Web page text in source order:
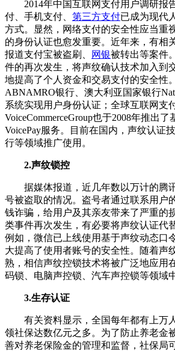
2014年中国互联网支付用户调研报
付、手机支付、 第三方支付已成为现代
方式。显然，网络支付的安全性应当重
的身份认证也愈发重要。近年来，有相
报道支付宝被盗刷、
网银被转出等案件
件的再次发生，将声纹确认技术加入到
地提高了个人资金和交易支付的安全性
ABNAMRO银行、澳大利亚国家银行
系统实现用户身份认证；全球互联网支
VoiceCommerceGroup也于2008年推出
VoicePay服务。目前在国内，声纹认证
行等领域推广使用。
2.声纹锁控
据媒体报道，近几年数以万计的腾
号被盗取的情况。盗号者通过联系用户
钱诈骗，给用户及其亲友带来了严重的
类事件再次发生，有必要将声纹认证代
例如，微信已上线使用基于声纹动态口
大提高了使用者账号的安全性。随着声
熟，相信声纹控锁技术将被广泛地应用
码锁、电脑声控锁、汽车声控锁等领域中
3.生存认证
有关资料显示，全国每年都有上万
领社保达数亿元之多。为了防止养老金
善对养老保险金的管理和监督，社保局